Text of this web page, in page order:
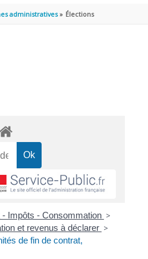
PRINCIPAL
administratives Élections
- Impôts - Consommation >
et revenus à déclarer >
de fin de contrat,